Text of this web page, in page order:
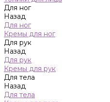
Для ног
Назад
Для ног
Кремы для ног
Для рук
Назад
Для рук
Кремы для рук
Для тела
Назад
Для тела